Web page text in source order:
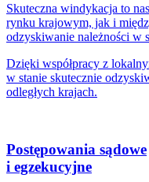
Skuteczna windykacja to
rynku krajowym, jak i
odzyskiwanie należności w
Dzięki współpracy z
w stanie skutecznie
odległych krajach.
Postępowania sądowe
i egzekucyjne